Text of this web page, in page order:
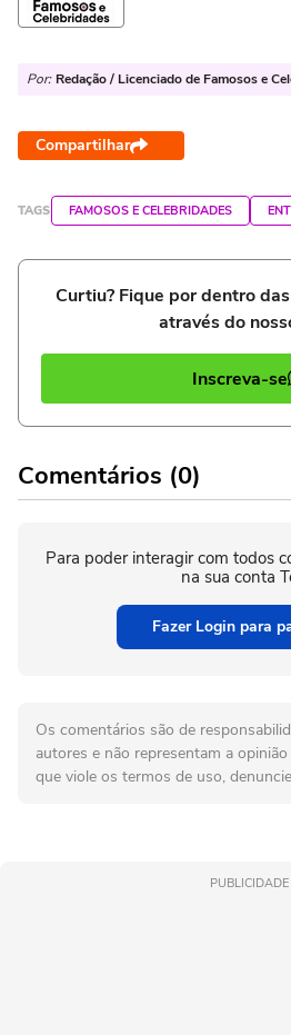
Por: Redação / Licenciado de Famosos e
Compartilhar
TAGS FAMOSOS E CELEBRIDADES
Curtiu? Fique por dentro
através do
Inscreva-se
Comentários (0)
Para poder interagir com todos
na sua conta
Fazer Login para
Os comentários são de
autores e não representam a
que viole os termos de uso,
PUBLICIDADE